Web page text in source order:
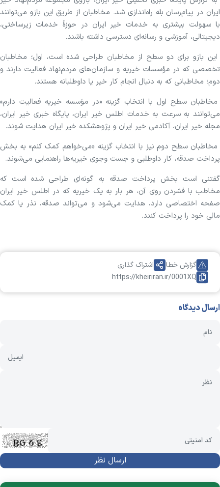
ایران در پیام‌رسان بله راه‌اندازی شد. مخاطبان از طریق این بازو می‌توانند
با سهولت بیشتری به خدمات خیر ایران در حوزۀ خدمات زیرساختی،
دیجیتالی، آموزشی و رسانه‌ای دسترسی داشته باشند.
این بازو برای دو سطح از مخاطبان طراحی شده است، اول؛ مخاطبان
تخصصی که در مؤسسات خیریه و سازمان‌های مردم‌نهاد فعالیت دارند و
دوم؛ مخاطبانی که به دنبال انجام کار خیر یا داوطلبانه هستند.
مخاطبان سطح اول با انتخاب گزینه «در مؤسسه خیریه فعالیت دارم»
می‌توانند به سرعت به خدمات اطلس خیر ایران، پایگاه خبری خیر ایران،
مجله خیر ایران، آکادمی خیر ایران و پژوهشکده خیر ایران هدایت شوند.
مخاطبان سطح دوم نیز با انتخاب گزینه «می‌خواهم کمک کنم» به بخش
پرداخت صدقه، کار داوطلبی و جست وجوی خیریه‌ها راهنمایی می‌شوند.
گفتنی است بخش پرداخت صدقه به گونه‌ای طراحی شده است که
مخاطب با فشردن روی آن، هر بار به یک خیریه که در اطلس خیر ایران
صفحه اختصاصی دارد، هدایت می‌شود و می‌تواند صدقه، نذر یا کمک
مالی خود را پرداخت کنند.
https://kheiriran.ir/0001XQ
گزارش خطا اشتراک گذاری
ارسال دیدگاه